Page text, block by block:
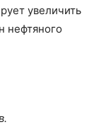
увеличить
нефтяного